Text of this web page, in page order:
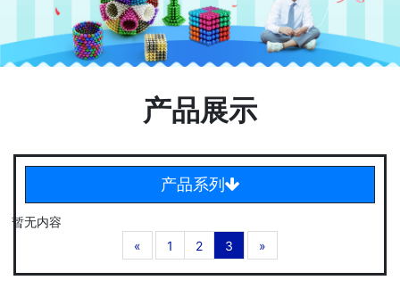
产品展示
产品系列
暂无内容
«
1 2 3 »